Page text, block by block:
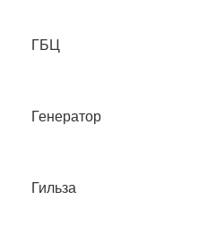
ГБЦ
Генератор
Гильза